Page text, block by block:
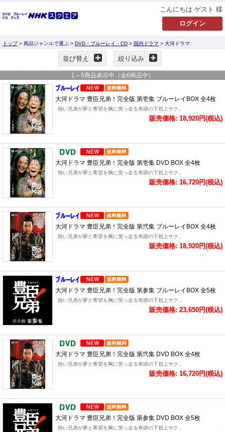
こんにちは ゲスト 様
トップ> 商品ジャンルで選ぶ > DVD・ブルーレイ・CD > 国内ドラマ > 大河ドラマ
並び替え 絞り込み
1 ～ 6商品表示中（全6商品中）
大河ドラマ 豊臣兄弟！完全版 第壱集 ブルーレイBOX 全4枚
熱い兄弟が夢と希望を胸に突っ走る奇跡の下剋上サク..
販売価格: 18,920円(税込)
大河ドラマ 豊臣兄弟！完全版 第壱集 DVD BOX 全4枚
熱い兄弟が夢と希望を胸に突っ走る奇跡の下剋上サク..
販売価格: 16,720円(税込)
大河ドラマ 豊臣兄弟！完全版 第弐集 ブルーレイBOX 全4枚
熱い兄弟が夢と希望を胸に突っ走る奇跡の下剋上サク..
販売価格: 18,920円(税込)
大河ドラマ 豊臣兄弟！完全版 第参集 ブルーレイBOX 全5枚
熱い兄弟が夢と希望を胸に突っ走る奇跡の下剋上サク..
販売価格: 23,650円(税込)
大河ドラマ 豊臣兄弟！完全版 第弐集 DVD BOX 全4枚
熱い兄弟が夢と希望を胸に突っ走る奇跡の下剋上サク..
販売価格: 16,720円(税込)
大河ドラマ 豊臣兄弟！完全版 第参集 DVD BOX 全5枚
熱い兄弟が夢と希望を胸に突っ走る奇跡の下剋上サク..